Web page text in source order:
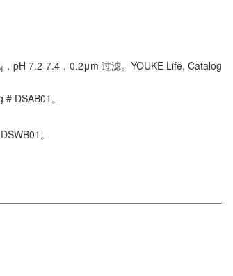
4 ，pH 7.2-7.4，0.2μm 过滤。YOUKE Life, Catalog
DSAB01。
。